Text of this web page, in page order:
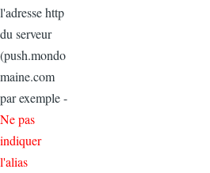
l'adresse http
du serveur
(push.mondo
maine.com
par exemple -
Ne pas
indiquer
l'alias